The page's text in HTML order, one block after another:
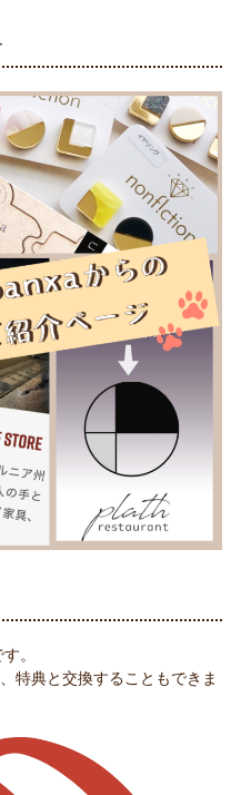
。
特典と交換することもできま